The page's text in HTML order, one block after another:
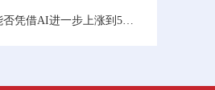
英伟达股价能否凭借AI进一步上涨到500美元？